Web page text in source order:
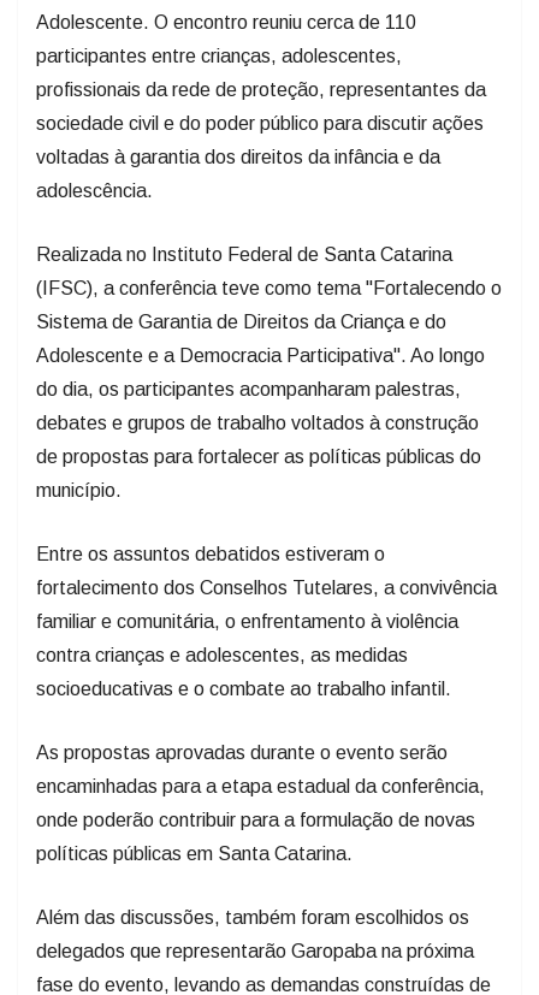
Adolescente. O encontro reuniu cerca de 110
participantes entre crianças, adolescentes,
profissionais da rede de proteção, representantes da
sociedade civil e do poder público para discutir ações
voltadas à garantia dos direitos da infância e da
adolescência.
Realizada no Instituto Federal de Santa Catarina
(IFSC), a conferência teve como tema "Fortalecendo o
Sistema de Garantia de Direitos da Criança e do
Adolescente e a Democracia Participativa". Ao longo
do dia, os participantes acompanharam palestras,
debates e grupos de trabalho voltados à construção
de propostas para fortalecer as políticas públicas do
município.
Entre os assuntos debatidos estiveram o
fortalecimento dos Conselhos Tutelares, a convivência
familiar e comunitária, o enfrentamento à violência
contra crianças e adolescentes, as medidas
socioeducativas e o combate ao trabalho infantil.
As propostas aprovadas durante o evento serão
encaminhadas para a etapa estadual da conferência,
onde poderão contribuir para a formulação de novas
políticas públicas em Santa Catarina.
Além das discussões, também foram escolhidos os
delegados que representarão Garopaba na próxima
fase do evento, levando as demandas construídas de